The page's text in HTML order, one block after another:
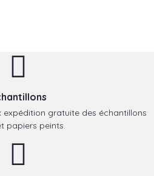
expédition gratuite des échantillons
papiers peints.